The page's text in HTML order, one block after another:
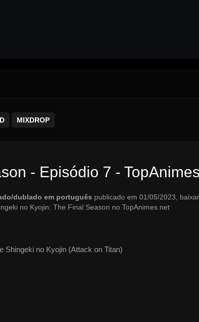
MIXDROP
- Episódio 7 -
dublado em português publicado em 01/05/2023, baixar
no Kyojin: The Final Season no TopAnimes.net
Shingeki no Kyojin (Attack on Titan)